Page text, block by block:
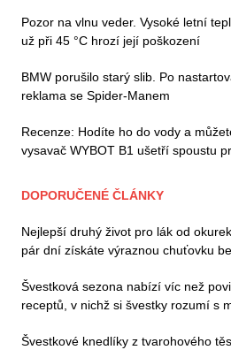
Pozor na vlnu veder. Vysoké letní
už při 45 °C hrozí její poškození
BMW porušilo starý slib. Po
reklama se Spider-Manem
Recenze: Hodíte ho do vody a
vysavač WYBOT B1 ušetří spoustu
DOPORUČENÉ ČLÁNKY
Nejlepší druhý život pro lák od
pár dní získáte výraznou chuťovku
Švestková sezona nabízí víc než
receptů, v nichž si švestky rozumí s
Švestkové knedlíky z tvarohového